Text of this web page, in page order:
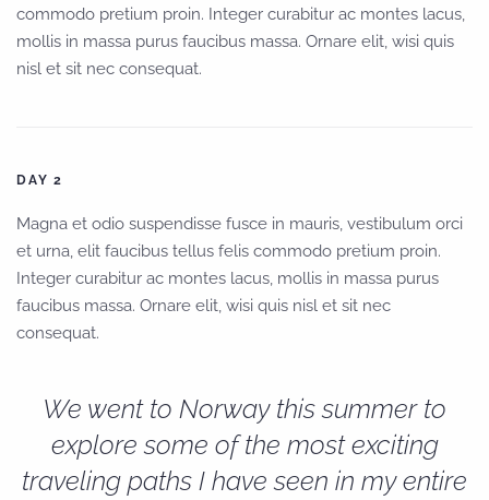
commodo pretium proin. Integer curabitur ac montes lacus,
mollis in massa purus faucibus massa. Ornare elit, wisi quis
nisl et sit nec consequat.
DAY 2
Magna et odio suspendisse fusce in mauris, vestibulum orci
et urna, elit faucibus tellus felis commodo pretium proin.
Integer curabitur ac montes lacus, mollis in massa purus
faucibus massa. Ornare elit, wisi quis nisl et sit nec
consequat.
We went to Norway this summer to
explore some of the most exciting
traveling paths I have seen in my entire